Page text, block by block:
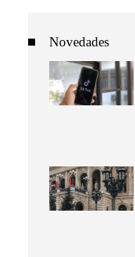
Novedades